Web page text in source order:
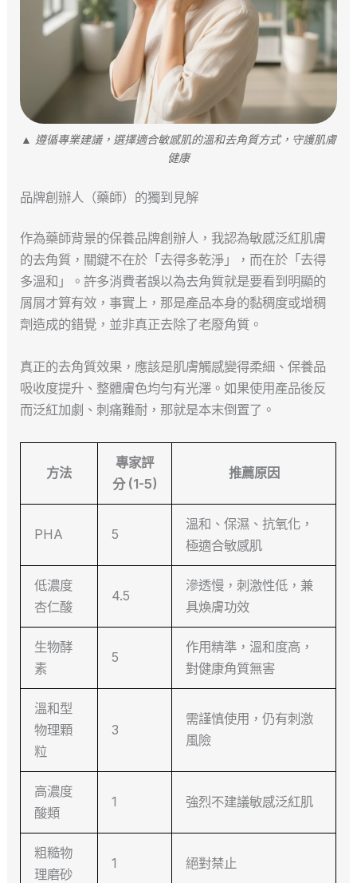
▲ 遵循專業建議，選擇適合敏感肌的溫和去角質方式，守護肌膚
健康
品牌創辦人（藥師）的獨到見解
作為藥師背景的保養品牌創辦人，我認為敏感泛紅肌膚
的去角質，關鍵不在於「去得多乾淨」，而在於「去得
多溫和」。許多消費者誤以為去角質就是要看到明顯的
屑屑才算有效，事實上，那是產品本身的黏稠度或增稠
劑造成的錯覺，並非真正去除了老廢角質。
真正的去角質效果，應該是肌膚觸感變得柔細、保養品
吸收度提升、整體膚色均勻有光澤。如果使用產品後反
而泛紅加劇、刺痛難耐，那就是本末倒置了。
方法
專家評
分 (1-5)
推薦原因
PHA 5
溫和、保濕、抗氧化，
極適合敏感肌
低濃度
杏仁酸
4.5
滲透慢，刺激性低，兼
具煥膚功效
生物酵
素
5
作用精準，溫和度高，
對健康角質無害
溫和型
物理顆
粒
3
需謹慎使用，仍有刺激
風險
高濃度
酸類
1 強烈不建議敏感泛紅肌
粗糙物
理磨砂
1 絕對禁止